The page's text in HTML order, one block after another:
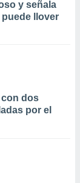
y señala
llover
con dos
por el